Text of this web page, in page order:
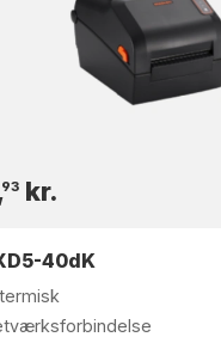
93kr.
40dK